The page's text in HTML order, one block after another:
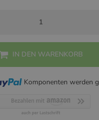
IN DEN WARENKORB
Komponenten werden